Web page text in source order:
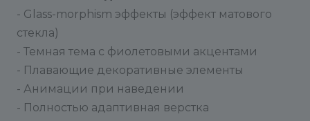
- Glass-morphism эффекты (эффект матового
стекла)
- Темная тема с фиолетовыми акцентами
- Плавающие декоративные элементы
- Анимации при наведении
- Полностью адаптивная верстка